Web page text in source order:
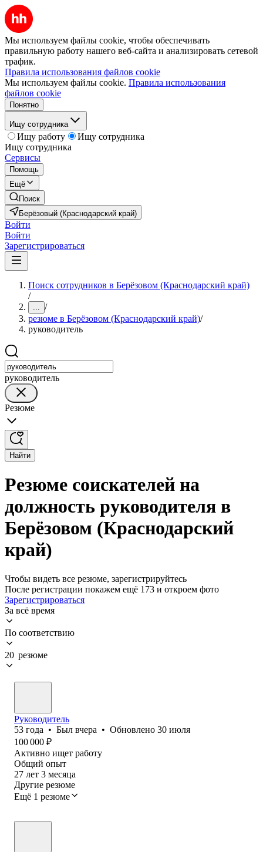
Мы используем файлы cookie, чтобы обеспечивать
правильную работу нашего веб-сайта и анализировать сетевой
трафик.
Правила использования файлов cookie
Мы используем файлы cookie. Правила использования
файлов cookie
Понятно
Ищу сотрудника
Ищу работу
Ищу сотрудника
Ищу сотрудника
Сервисы
Помощь
Ещё
Поиск
Берёзовый (Краснодарский край)
Войти
Войти
Зарегистрироваться
Поиск сотрудников в Берёзовом (Краснодарский край)
/
... /
резюме в Берёзовом (Краснодарский край)/
руководитель
руководитель
Резюме
Найти
Резюме соискателей на
должность руководителя в
Берёзовом (Краснодарский
край)
Чтобы видеть все резюме, зарегистрируйтесь
После регистрации покажем ещё 173 и откроем фото
Зарегистрироваться
За всё время
По соответствию
20 резюме
Руководитель
53 года • Был вчера • Обновлено 30 июля
100 000 ₽
Активно ищет работу
Общий опыт
27 лет 3 месяца
Другие резюме
Ещё 1 резюме